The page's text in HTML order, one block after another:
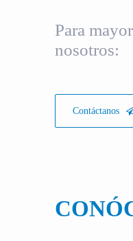
Para
nosotros:
Contáctanos